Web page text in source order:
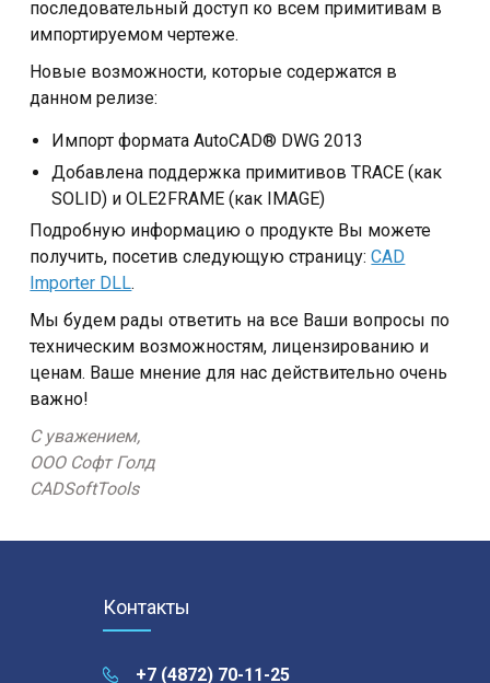
последовательный доступ ко всем примитивам в
импортируемом чертеже.
Новые возможности, которые содержатся в
данном релизе:
Импорт формата AutoCAD® DWG 2013
Добавлена поддержка примитивов TRACE (как
SOLID) и OLE2FRAME (как IMAGE)
Подробную информацию о продукте Вы можете
получить, посетив следующую страницу:CAD
Importer DLL.
Мы будем рады ответить на все Ваши вопросы по
техническим возможностям, лицензированию и
ценам. Ваше мнение для нас действительно очень
важно!
С уважением,
ООО Софт Голд
CADSoftTools
Контакты
+7 (4872) 70-11-25